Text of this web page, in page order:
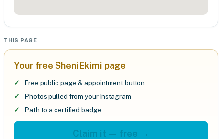
THIS PAGE
Your free SheniEkimi page
Free public page & appointment button
Photos pulled from your Instagram
Path to a certified badge
Claim it — free →